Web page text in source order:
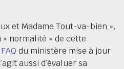
et Madame Tout-va-bien »,
normalité » de cette
du ministère mise à jour
aussi d’évaluer sa